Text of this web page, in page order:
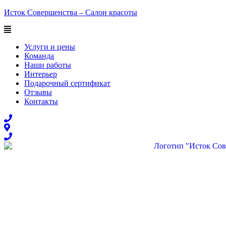
Перейти
содержимому
Исток Совершенства – Салон красоты
Услуги и цены
Команда
Наши работы
Интерьер
Подарочный сертификат
Отзывы
Контакты